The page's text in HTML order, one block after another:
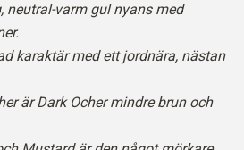
neutral-varm gul nyans med
karaktär med ett jordnära, nästan
är Dark Ocher mindre brun och